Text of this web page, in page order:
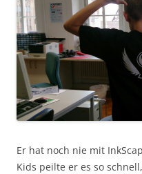
Er hat noch nie mit
Kids peilte er es so